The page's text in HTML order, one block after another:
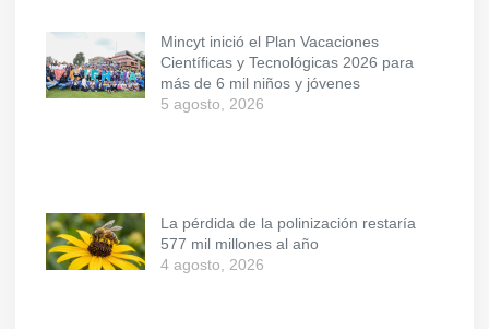
Mincyt inició el Plan Vacaciones
Científicas y Tecnológicas 2026 para
más de 6 mil niños y jóvenes
5 agosto, 2026
La pérdida de la polinización restaría
577 mil millones al año
4 agosto, 2026